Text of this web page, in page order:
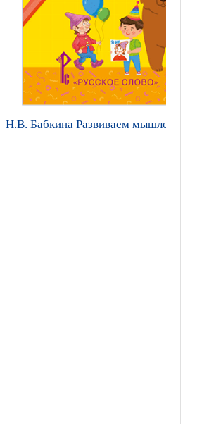
Н.В. Бабкина Развиваем мышление: